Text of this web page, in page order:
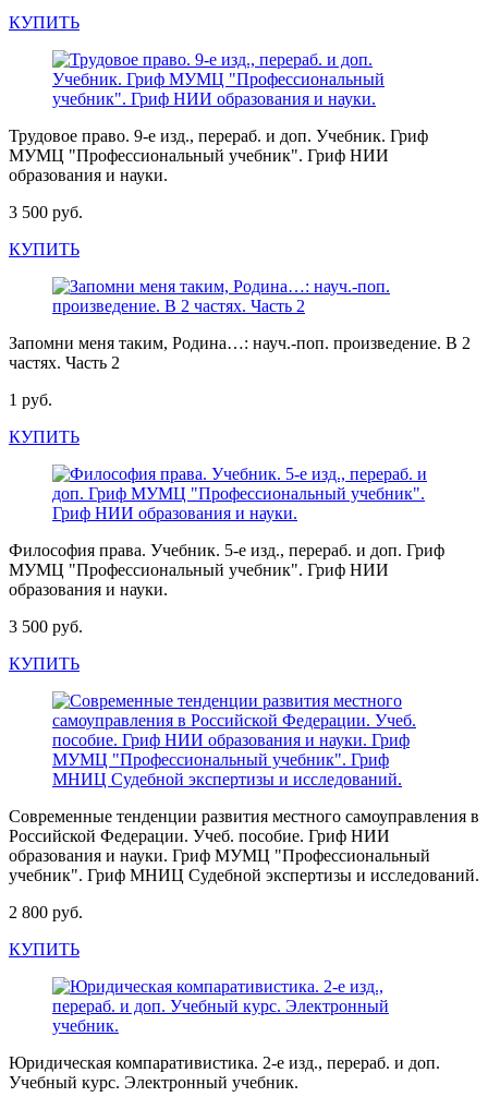
КУПИТЬ
Трудовое право. 9-е изд., перераб. и доп. Учебник. Гриф
МУМЦ "Профессиональный учебник". Гриф НИИ
образования и науки.
3 500 руб.
КУПИТЬ
Запомни меня таким, Родина…: науч.-поп. произведение. В 2
частях. Часть 2
1 руб.
КУПИТЬ
Философия права. Учебник. 5-е изд., перераб. и доп. Гриф
МУМЦ "Профессиональный учебник". Гриф НИИ
образования и науки.
3 500 руб.
КУПИТЬ
Современные тенденции развития местного самоуправления в
Российской Федерации. Учеб. пособие. Гриф НИИ
образования и науки. Гриф МУМЦ "Профессиональный
учебник". Гриф МНИЦ Судебной экспертизы и исследований.
2 800 руб.
КУПИТЬ
Юридическая компаративистика. 2-е изд., перераб. и доп.
Учебный курс. Электронный учебник.